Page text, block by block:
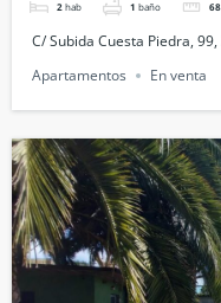
2 hab 1 baño 68
C/ Subida Cuesta Piedra,
Apartamentos
En venta